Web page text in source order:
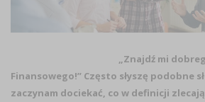
„Znajdź mi
Finansowego!” Często słyszę podobne
zaczynam dociekać, co w definicji